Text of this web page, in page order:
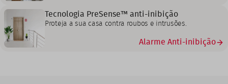
Tecnologia PreSense™ anti-inibição
Proteja a sua casa contra roubos e intrusões.
Alarme Anti-inibição